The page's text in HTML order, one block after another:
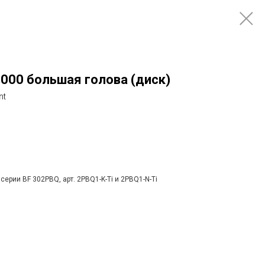
большая голова (диск)
BF 302PBQ, арт. 2PBQ1-K-Ti и 2PBQ1-N-Ti